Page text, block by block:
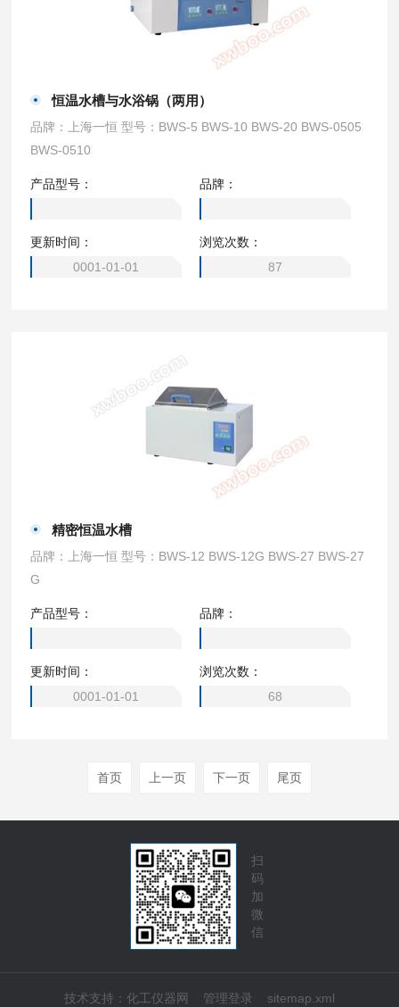
恒温水槽与水浴锅（两用）
品牌：上海一恒 型号：BWS-5 BWS-10 BWS-20 BWS-0505
BWS-0510
产品型号： 品牌：
更新时间：
0001-01-01
浏览次数：
87
精密恒温水槽
品牌：上海一恒 型号：BWS-12 BWS-12G BWS-27 BWS-27
G
产品型号： 品牌：
更新时间：
0001-01-01
浏览次数：
68
首页 上一页 下一页 尾页
扫
码
加
微
信
技术支持： 化工仪器网 管理登录 sitemap.xml